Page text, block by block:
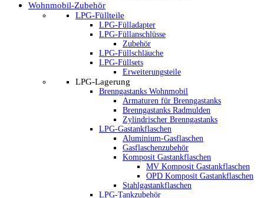
Wohnmobil-Zubehör
LPG-Füllteile
LPG-Fülladapter
LPG-Füllanschlüsse
Zubehör
LPG-Füllschläuche
LPG-Füllsets
Erweiterungsteile
LPG-Lagerung
Brenngastanks Wohnmobil
Armaturen für Brenngastanks
Brenngastanks Radmulden
Zylindrischer Brenngastanks
LPG-Gastankflaschen
Aluminium-Gasflaschen
Gasflaschenzubehör
Komposit Gastankflaschen
MV Komposit Gastankflaschen
OPD Komposit Gastankflaschen
Stahlgastankflaschen
LPG-Tankzubehör